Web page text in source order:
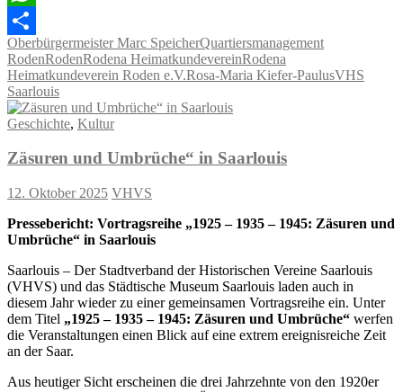
WhatsApp
Teilen
Oberbürgermeister Marc SpeicherQuartiersmanagement
RodenRodenRodena HeimatkundevereinRodena
Heimatkundeverein Roden e.V.Rosa-Maria Kiefer-PaulusVHS
Saarlouis
Geschichte, Kultur
Zäsuren und Umbrüche“ in Saarlouis
12. Oktober 2025 VHVS
Pressebericht: Vortragsreihe „1925 – 1935 – 1945: Zäsuren und
Umbrüche“ in Saarlouis
Saarlouis – Der Stadtverband der Historischen Vereine Saarlouis
(VHVS) und das Städtische Museum Saarlouis laden auch in
diesem Jahr wieder zu einer gemeinsamen Vortragsreihe ein. Unter
dem Titel „1925 – 1935 – 1945: Zäsuren und Umbrüche“ werfen
die Veranstaltungen einen Blick auf eine extrem ereignisreiche Zeit
an der Saar.
Aus heutiger Sicht erscheinen die drei Jahrzehnte von den 1920er